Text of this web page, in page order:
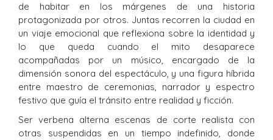
de habitar en los márgenes de una historia
protagonizada por otros. Juntas recorren la ciudad en
un viaje emocional que reflexiona sobre la identidad y
lo que queda cuando el mito desaparece
acompañadas por un músico, encargado de la
dimensión sonora del espectáculo, y una figura híbrida
entre maestro de ceremonias, narrador y espectro
festivo que guía el tránsito entre realidad y ficción.
Ser verbena alterna escenas de corte realista con
otras suspendidas en un tiempo indefinido, donde